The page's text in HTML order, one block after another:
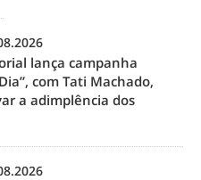
lança campanha
com Tati Machado,
a adimplência dos